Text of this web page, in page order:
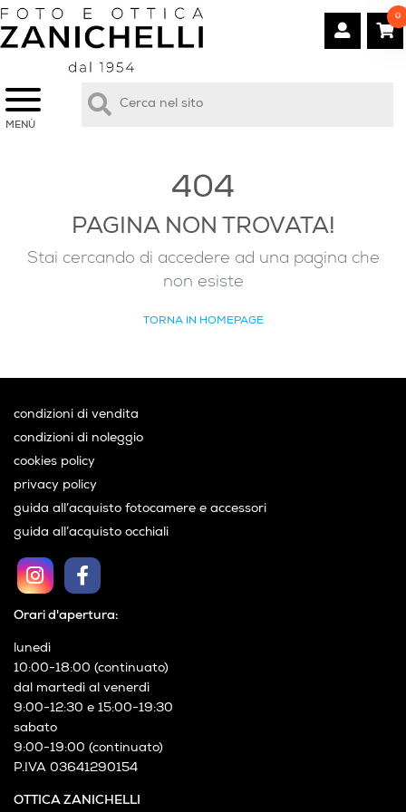
MENÙ
0
404
PAGINA NON TROVATA!
Stai cercando di accedere ad una pagina che
non esiste
TORNA IN HOMEPAGE
OTTICA ZANICHELLI
Orari d'apertura:
lunedì
10:00-18:00 (continuato)
dal martedì al venerdì
9:00-12:30 e 15:00-19:30
sabato
9:00-19:00 (continuato)
P.IVA 03641290154
condizioni di vendita
condizioni di noleggio
cookies policy
privacy policy
guida all’acquisto fotocamere e accessori
guida all’acquisto occhiali